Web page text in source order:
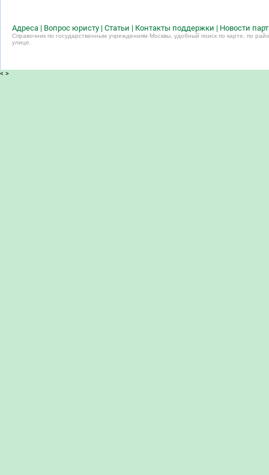
Адреса | Вопрос юристу | Статьи | Контакты поддержки | Новости
Справочник по государственным учреждениям Москвы, удобный поиск по карте, по
улице.
< >